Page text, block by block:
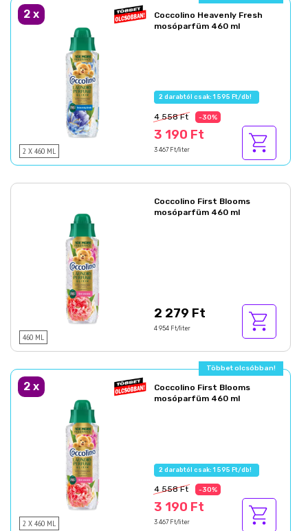
2 x
2 X 460 ML
Coccolino Heavenly Fresh
mosóparfüm 460 ml
2 darabtól csak: 1 595 Ft/db!
4 558 Ft -30%
3 190 Ft
3 467 Ft/liter
460 ML
Coccolino First Blooms
mosóparfüm 460 ml
2 279 Ft
4 954 Ft/liter
Többet olcsóbban!
2 x
2 X 460 ML
Coccolino First Blooms
mosóparfüm 460 ml
2 darabtól csak: 1 595 Ft/db!
4 558 Ft -30%
3 190 Ft
3 467 Ft/liter